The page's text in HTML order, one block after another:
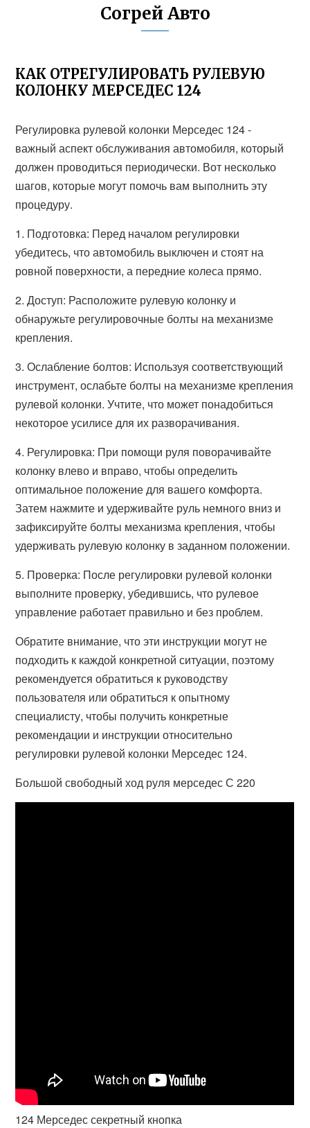
Согрей Авто
КАК ОТРЕГУЛИРОВАТЬ РУЛЕВУЮ
КОЛОНКУ МЕРСЕДЕС 124
Регулировка рулевой колонки Мерседес 124 -
важный аспект обслуживания автомобиля, который
должен проводиться периодически. Вот несколько
шагов, которые могут помочь вам выполнить эту
процедуру.
1. Подготовка: Перед началом регулировки
убедитесь, что автомобиль выключен и стоят на
ровной поверхности, а передние колеса прямо.
2. Доступ: Расположите рулевую колонку и
обнаружьте регулировочные болты на механизме
крепления.
3. Ослабление болтов: Используя соответствующий
инструмент, ослабьте болты на механизме крепления
рулевой колонки. Учтите, что может понадобиться
некоторое усилисе для их разворачивания.
4. Регулировка: При помощи руля поворачивайте
колонку влево и вправо, чтобы определить
оптимальное положение для вашего комфорта.
Затем нажмите и удерживайте руль немного вниз и
зафиксируйте болты механизма крепления, чтобы
удерживать рулевую колонку в заданном положении.
5. Проверка: После регулировки рулевой колонки
выполните проверку, убедившись, что рулевое
управление работает правильно и без проблем.
Обратите внимание, что эти инструкции могут не
подходить к каждой конкретной ситуации, поэтому
рекомендуется обратиться к руководству
пользователя или обратиться к опытному
специалисту, чтобы получить конкретные
рекомендации и инструкции относительно
регулировки рулевой колонки Мерседес 124.
Большой свободный ход руля мерседес С 220
124 Мерседес секретный кнопка